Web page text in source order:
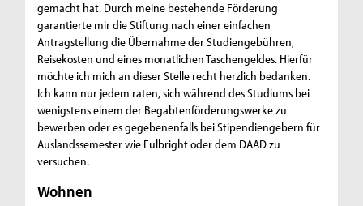
gemacht hat. Durch meine bestehende Förderung
garantierte mir die Stiftung nach einer einfachen
Antragstellung die Übernahme der Studiengebühren,
Reisekosten und eines monatlichen Taschengeldes. Hierfür
möchte ich mich an dieser Stelle recht herzlich bedanken.
Ich kann nur jedem raten, sich während des Studiums bei
wenigstens einem der Begabtenförderungswerke zu
bewerben oder es gegebenenfalls bei Stipendiengebern für
Auslandssemester wie Fulbright oder dem DAAD zu
versuchen.
Wohnen